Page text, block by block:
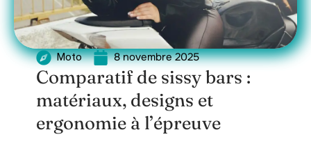
Moto 8 novembre 2025
Comparatif de sissy bars :
matériaux, designs et
ergonomie à l’épreuve